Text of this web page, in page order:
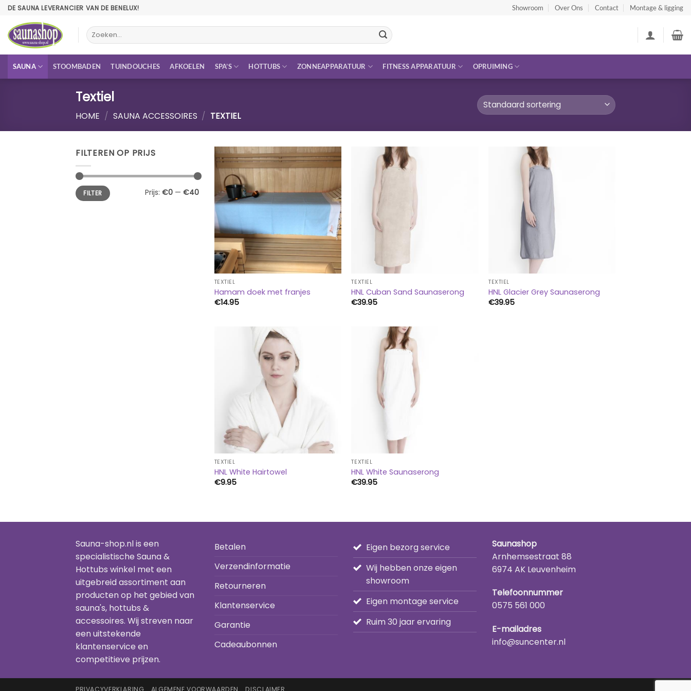
Ga
inhoud
DE SAUNA LEVERANCIER VAN DE BENELUX! Showroom Over Ons Contact Montage & ligging
Zoeken
naar:
SAUNA STOOMBADEN TUINDOUCHES AFKOELEN SPA’S HOTTUBS ZONNEAPPARATUUR FITNESS APPARATUUR OPRUIMING
Textiel
HOME / SAUNA ACCESSOIRES / TEXTIEL
FILTEREN OP PRIJS
Min.
prijs
Max.
prijsFILTER Prijs: €0 — €40
TEXTIEL
Hamam doek met franjes
€14.95
TEXTIEL
HNL Cuban Sand Saunaserong
€39.95
TEXTIEL
HNL Glacier Grey Saunaserong
€39.95
TEXTIEL
HNL White Hairtowel
€9.95
TEXTIEL
HNL White Saunaserong
€39.95
Sauna-shop.nl is een
specialistische Sauna &
Hottubs winkel met een
uitgebreid assortiment aan
producten op het gebied van
sauna's, hottubs &
accessoires. Wij streven naar
een uitstekende
klantenservice en
competitieve prijzen.
Betalen
Verzendinformatie
Retourneren
Klantenservice
Garantie
Cadeaubonnen
Eigen bezorg service
Wij hebben onze eigen
showroom
Eigen montage service
Ruim 30 jaar ervaring
Saunashop
Arnhemsestraat 88
6974 AK Leuvenheim
Telefoonnummer
0575 561 000
E-mailadres
info@suncenter.nl
PRIVACYVERKLARING ALGEMENE VOORWAARDEN DISCLAIMER